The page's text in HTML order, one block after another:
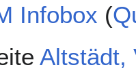
Infobox (
Altstädt,